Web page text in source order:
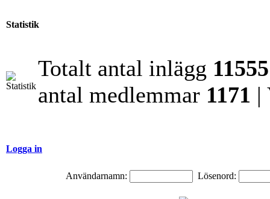
Statistik
Totalt antal inlägg
antal medlemmar 1171 |
Logga in
Användarnamn: Lösenord: